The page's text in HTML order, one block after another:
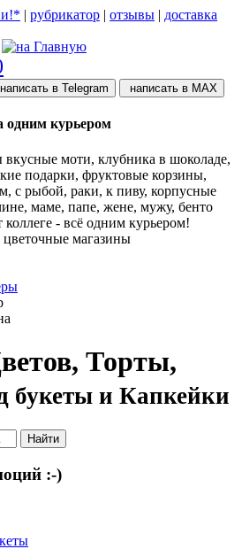
| рубрикатор | отзывы | доставка
написать в Telegram написать в МАХ
одним курьером
вкусные моти, клубника в шоколаде,
подарки, фруктовые корзины,
с рыбой, раки, к пиву, корпусные
маме, папе, жене, мужу, бенто
коллеге - всё одним курьером!
магазины
Торты,
букеты и Капкейки
Найти
:-)